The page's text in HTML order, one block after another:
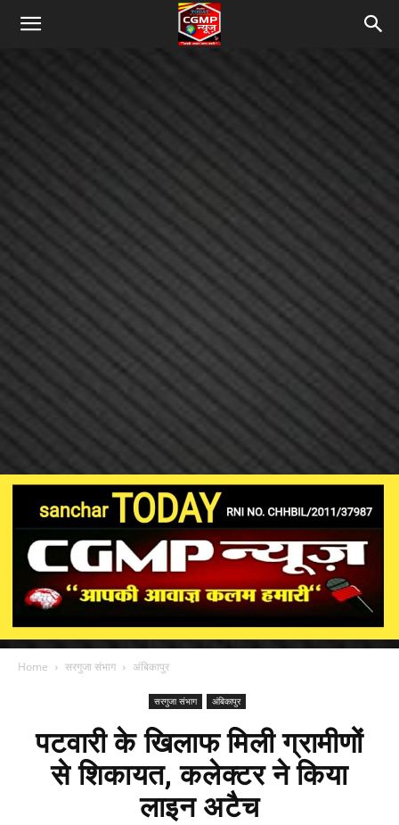
Home सरगुजा संभाग अंबिकापुर
सरगुजा संभाग अंबिकापुर
पटवारी के खिलाफ मिली ग्रामीणों
से शिकायत, कलेक्टर ने किया
लाइन अटैच